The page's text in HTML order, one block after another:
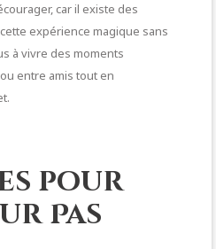
car il existe des
expérience magique sans
à vivre des moments
entre amis tout en
pour
Pas